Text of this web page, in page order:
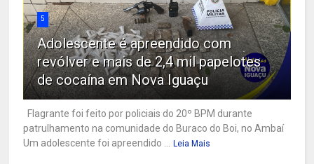
5
Adolescente é apreendido com
revólver e mais de 2,4 mil papelotes
de cocaína em Nova Iguaçu
Flagrante foi feito por policiais do 20º BPM durante
patrulhamento na comunidade do Buraco do Boi, no Ambaí
Um adolescente foi apreendido ...
Leia Mais